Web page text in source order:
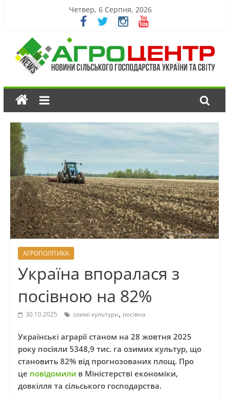
Четвер, 6 Серпня, 2026
АГРОПОЛІТИКА
Україна впоралася з
посівною на 82%
30.10.2025 озимі культури, посівна
Українські аграрії станом на 28 жовтня 2025
року посіяли 5348,9 тис. га озимих культур, що
становить 82% від прогнозованих площ. Про
це повідомили в Міністерстві економіки,
довкілля та сільського господарства.